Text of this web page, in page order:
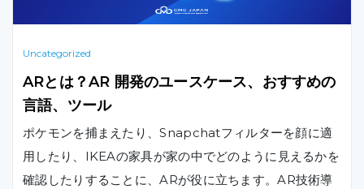
Uncategorized
ARとは？AR 開発のユースケース、おすすめの
言語、ツール
ポケモンを捕まえたり、Snapchatフィルターを顔に適
用したり、IKEAの家具が家の中でどのように見えるかを
確認したりすることに、ARが役に立ちます。AR技術導